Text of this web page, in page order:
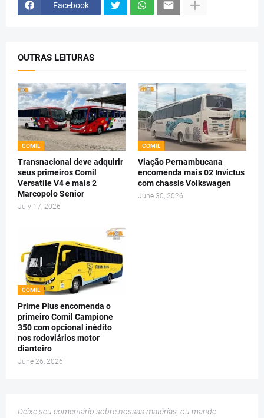
Facebook
OUTRAS LEITURAS
COMIL
Transnacional deve adquirir
seus primeiros Comil
Versatile V4 e mais 2
Marcopolo Senior
July 17, 2026
COMIL
Viação Pernambucana
encomenda mais 02 Invictus
com chassis Volkswagen
June 30, 2026
COMIL
Prime Plus encomenda o
primeiro Comil Campione
350 com opcional inédito
nos rodoviários motor
dianteiro
June 26, 2026
Deixe seu comentário sobre nossas matérias, ou mande